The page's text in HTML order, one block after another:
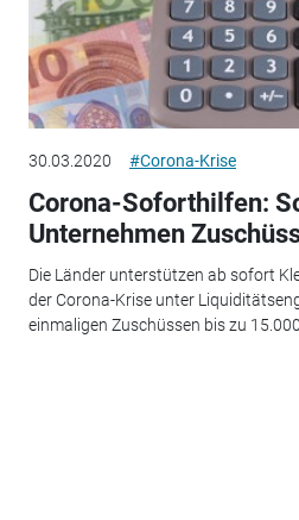
30.03.2020 #Corona-Krise
Corona-Soforthilfen:
Unternehmen
Die Länder unterstützen ab sofort
der Corona-Krise unter
einmaligen Zuschüssen bis zu